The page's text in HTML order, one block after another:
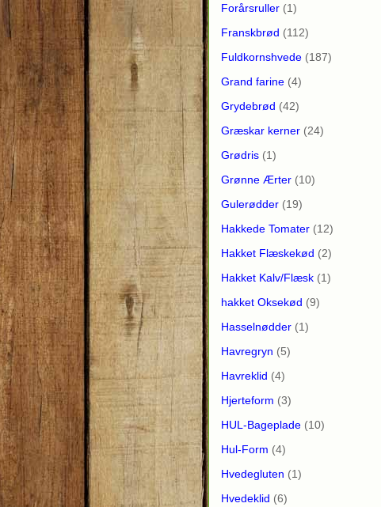
Forårsruller (1)
Franskbrød (112)
Fuldkornshvede (187)
Grand farine (4)
Grydebrød (42)
Græskar kerner (24)
Grødris (1)
Grønne Ærter (10)
Gulerødder (19)
Hakkede Tomater (12)
Hakket Flæskekød (2)
Hakket Kalv/Flæsk (1)
hakket Oksekød (9)
Hasselnødder (1)
Havregryn (5)
Havreklid (4)
Hjerteform (3)
HUL-Bageplade (10)
Hul-Form (4)
Hvedegluten (1)
Hvedeklid (6)